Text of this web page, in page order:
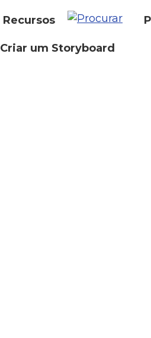
Recursos
Criar um Storyboard